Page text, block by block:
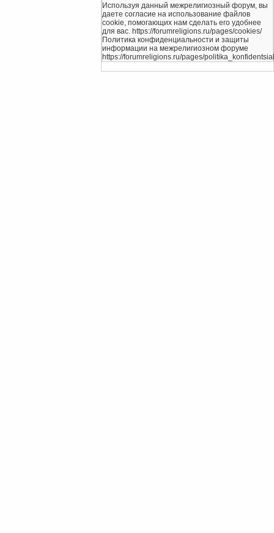
Используя данный межрелигиозный форум, вы
даете согласие на использование файлов
cookie, помогающих нам сделать его удобнее
для вас. https://forumreligions.ru/pages/cookies/
Политика конфиденциальности и защиты
информации на межрелигиозном форуме
https://forumreligions.ru/pages/